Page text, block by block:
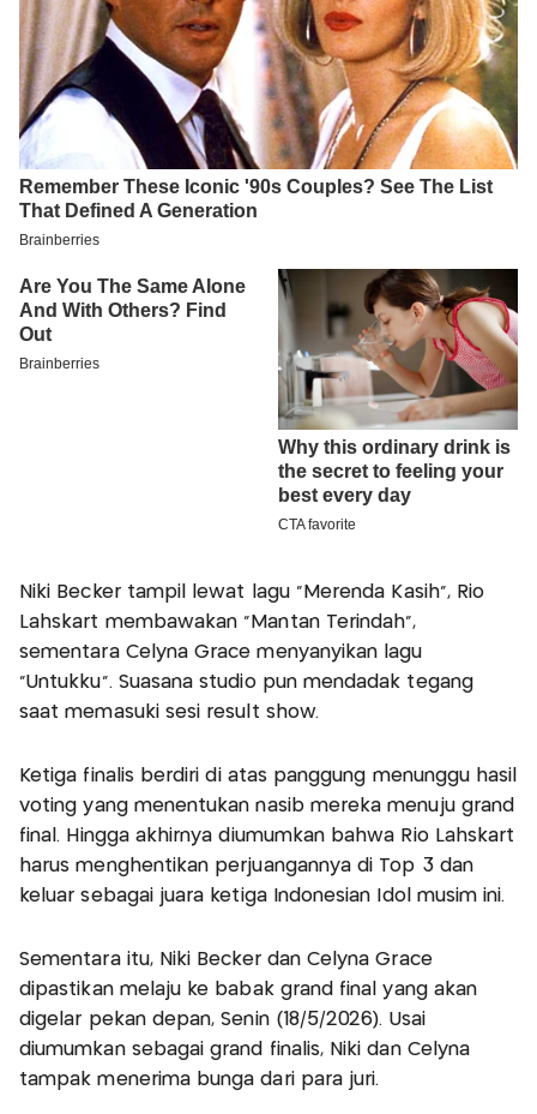
Niki Becker tampil lewat lagu “Merenda Kasih”, Rio
Lahskart membawakan “Mantan Terindah”,
sementara Celyna Grace menyanyikan lagu
“Untukku”. Suasana studio pun mendadak tegang
saat memasuki sesi result show.
Ketiga finalis berdiri di atas panggung menunggu hasil
voting yang menentukan nasib mereka menuju grand
final. Hingga akhirnya diumumkan bahwa Rio Lahskart
harus menghentikan perjuangannya di Top 3 dan
keluar sebagai juara ketiga Indonesian Idol musim ini.
Sementara itu, Niki Becker dan Celyna Grace
dipastikan melaju ke babak grand final yang akan
digelar pekan depan, Senin (18/5/2026). Usai
diumumkan sebagai grand finalis, Niki dan Celyna
tampak menerima bunga dari para juri.